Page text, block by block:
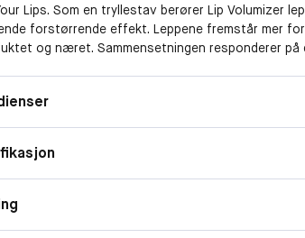
Lips. Som en tryllestav berører Lip Volumizer
forstørrende effekt. Leppene fremstår mer
og næret. Sammensetningen responderer på